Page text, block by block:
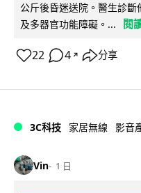
公斤後昏迷送院。醫生診
及多器官功能障礙。...
閱
22 4 ↗ 分享
3C科技 家居無線 影音
Vin 1 日